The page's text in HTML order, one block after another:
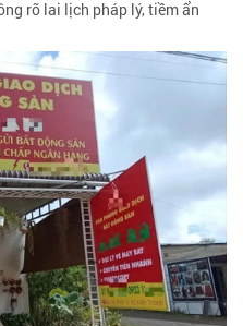
rõ lai lịch pháp lý, tiềm ẩn